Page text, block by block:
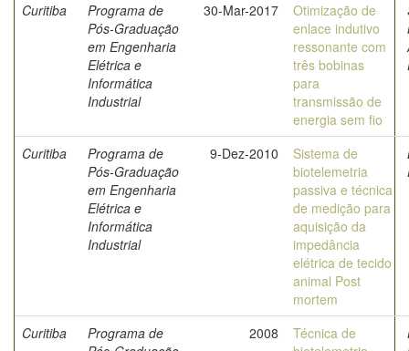
Curitiba
Programa de
Pós-Graduação
em Engenharia
Elétrica e
Informática
Industrial
30-Mar-2017
Otimização de
enlace indutivo
ressonante com
três bobinas
para
transmissão de
energia sem fio
Curitiba
Programa de
Pós-Graduação
em Engenharia
Elétrica e
Informática
Industrial
9-Dez-2010
Sistema de
biotelemetria
passiva e técnica
de medição para
aquisição da
impedância
elétrica de tecido
animal Post
mortem
Curitiba
Programa de
2008
Técnica de